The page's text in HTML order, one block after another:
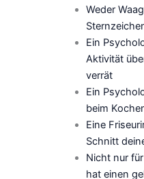
Weder
Ein
Aktivität
verrät
Ein
beim
Eine
Schnitt
Nicht nur
hat einen